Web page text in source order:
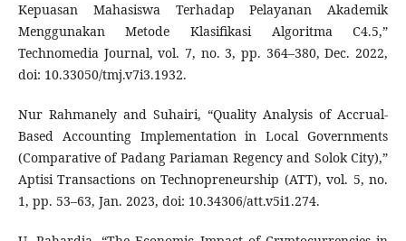
Kepuasan Mahasiswa Terhadap Pelayanan Akademik
Menggunakan Metode Klasifikasi Algoritma C4.5,”
Technomedia Journal, vol. 7, no. 3, pp. 364–380, Dec. 2022,
doi: 10.33050/tmj.v7i3.1932.
Nur Rahmanely and Suhairi, “Quality Analysis of Accrual-
Based Accounting Implementation in Local Governments
(Comparative of Padang Pariaman Regency and Solok City),”
Aptisi Transactions on Technopreneurship (ATT), vol. 5, no.
1, pp. 53–63, Jan. 2023, doi: 10.34306/att.v5i1.274.